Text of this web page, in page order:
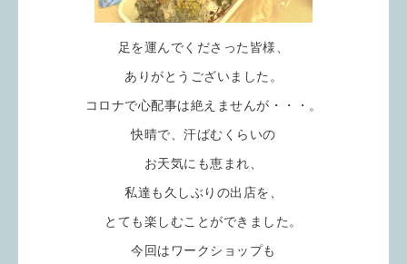
足を運んでくださった皆様、
ありがとうございました。
コロナで心配事は絶えませんが・・・。
快晴で、汗ばむくらいの
お天気にも恵まれ、
私達も久しぶりの出店を、
とても楽しむことができました。
今回はワークショップも